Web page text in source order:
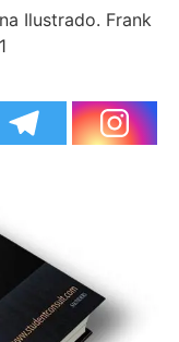
Ilustrado. Frank